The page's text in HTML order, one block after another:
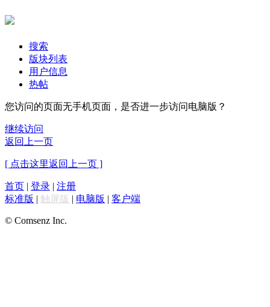
搜索
版块列表
用户信息
热帖
您访问的页面无手机页面，是否进一步访问电脑版？
继续访问
返回上一页
[ 点击这里返回上一页 ]
首页 | 登录 | 注册
标准版 | 触屏版 | 电脑版 | 客户端
© Comsenz Inc.